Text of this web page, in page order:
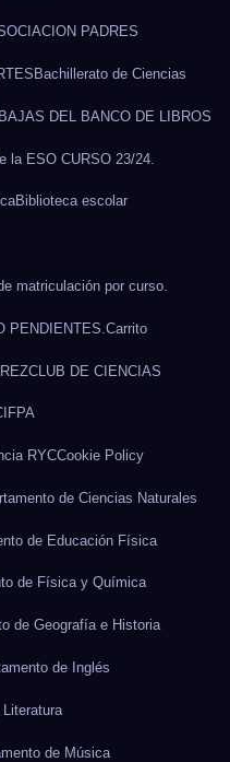
PADRES
Bachillerato de Ciencias
BAJAS DEL BANCO DE LIBROS
la ESO CURSO 23/24.
Biblioteca escolar
matriculación por curso.
PENDIENTES. Carrito
CLUB DE CIENCIAS
RYCCookie Policy
de Ciencias Naturales
de Educación Física
de Física y Química
de Geografía e Historia
de Inglés
de Música